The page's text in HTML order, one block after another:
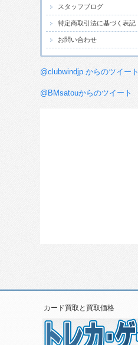
スタッフブログ
特定商取引法に基づく表記
お問い合わせ
@clubwindjp からのツイート
@BMsatouからのツイート
カード買取と買取価格